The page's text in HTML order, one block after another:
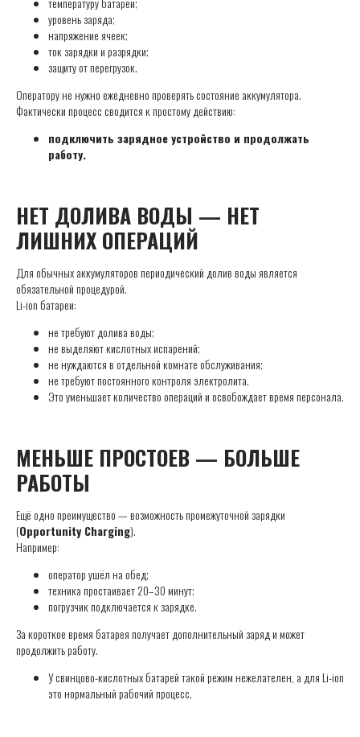
уровень заряда;
напряжение ячеек;
ток зарядки и разрядки;
защиту от перегрузок.
Оператору не нужно ежедневно проверять состояние аккумулятора.
Фактически процесс сводится к простому действию:
подключить зарядное устройство и продолжать
работу.
НЕТ ДОЛИВА ВОДЫ — НЕТ
ЛИШНИХ ОПЕРАЦИЙ
Для обычных аккумуляторов периодический долив воды является
обязательной процедурой.
Li-ion батареи:
не требуют долива воды;
не выделяют кислотных испарений;
не нуждаются в отдельной комнате обслуживания;
не требуют постоянного контроля электролита.
Это уменьшает количество операций и освобождает время персонала.
МЕНЬШЕ ПРОСТОЕВ — БОЛЬШЕ
РАБОТЫ
Ещё одно преимущество — возможность промежуточной зарядки
(Opportunity Charging).
Например:
оператор ушёл на обед;
техника простаивает 20–30 минут;
погрузчик подключается к зарядке.
За короткое время батарея получает дополнительный заряд и может
продолжить работу.
У свинцово-кислотных батарей такой режим нежелателен, а для Li-ion
это нормальный рабочий процесс.